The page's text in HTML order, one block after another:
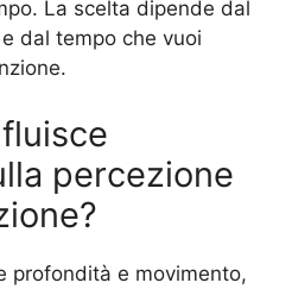
La scelta dipende dal
dal tempo che vuoi
percezione
profondità e movimento,